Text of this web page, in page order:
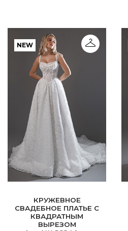
NEW
КРУЖЕВНОЕ
СВАДЕБНОЕ ПЛАТЬЕ С
КВАДРАТНЫМ
ВЫРЕЗОМ